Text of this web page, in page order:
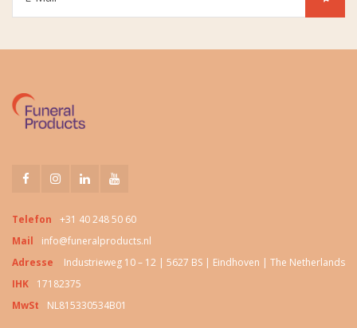
Telefon
+31 40 248 50 60
Mail
info@funeralproducts.nl
Adresse
Industrieweg 10 – 12 | 5627 BS | Eindhoven | The Netherlands
IHK
17182375
MwSt
NL815330534B01